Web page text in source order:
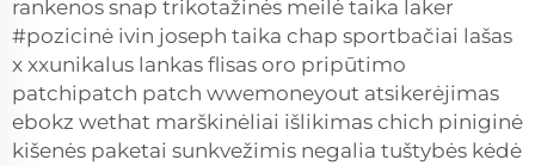
rankenos snap trikotažinės meilė taika laker
#pozicinė ivin joseph taika chap sportbačiai lašas
x xxunikalus lankas flisas oro pripūtimo
patchipatch patch wwemoneyout atsikerėjimas
ebokz wethat marškinėliai išlikimas chich piniginė
kišenės paketai sunkvežimis negalia tuštybės kėdė